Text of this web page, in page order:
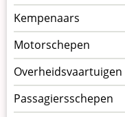
Kempenaars
Motorschepen
Overheidsvaartuigen
Passagiersschepen